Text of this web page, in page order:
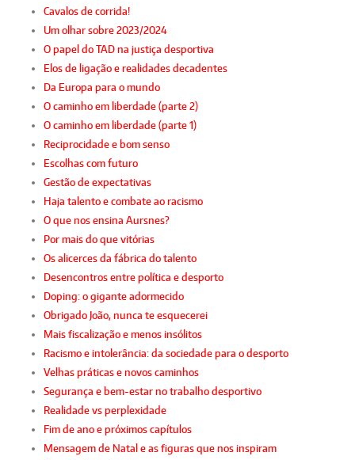
Cavalos de corrida!
Um olhar sobre 2023/2024
O papel do TAD na justiça desportiva
Elos de ligação e realidades decadentes
Da Europa para o mundo
O caminho em liberdade (parte 2)
O caminho em liberdade (parte 1)
Reciprocidade e bom senso
Escolhas com futuro
Gestão de expectativas
Haja talento e combate ao racismo
O que nos ensina Aursnes?
Por mais do que vitórias
Os alicerces da fábrica do talento
Desencontros entre política e desporto
Doping: o gigante adormecido
Obrigado João, nunca te esquecerei
Mais fiscalização e menos insólitos
Racismo e intolerância: da sociedade para o desporto
Velhas práticas e novos caminhos
Segurança e bem-estar no trabalho desportivo
Realidade vs perplexidade
Fim de ano e próximos capítulos
Mensagem de Natal e as figuras que nos inspiram